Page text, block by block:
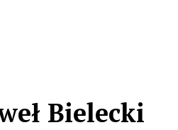
Bielecki